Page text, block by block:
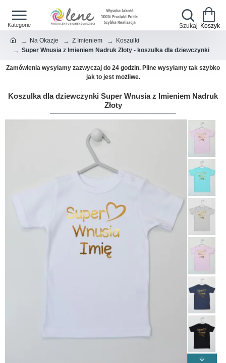
Na Okazje Z Imieniem
Koszulki
Super Wnusia z Imieniem Nadruk Złoty - koszulka dla dziewczynki
Zamówienia wysyłamy zazwyczaj do 24 godzin. Pilne wysyłamy tak szybko
jak to jest możliwe.
Koszulka dla dziewczynki Super Wnusia z Imieniem Nadruk
Złoty